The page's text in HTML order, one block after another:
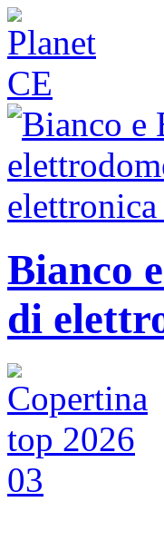
Bianco
di